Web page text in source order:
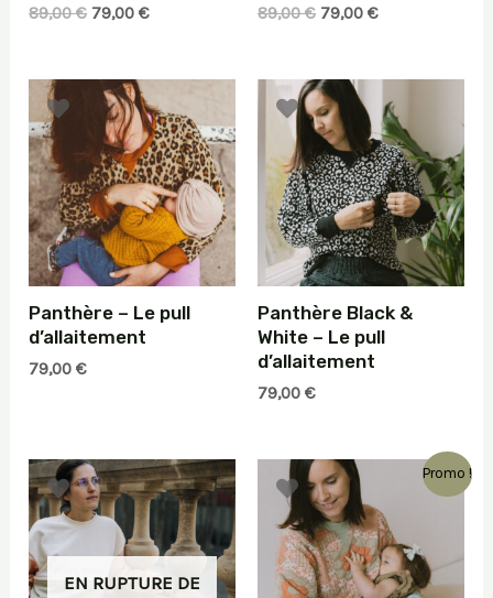
89,00€ Le
était :
89,00 €.
79,00€Le
est :
79,00 €.
89,00€ Le
était :
89,00 €.
79,00 €Le
est :
Panthère – Le pull
d’allaitement
79,00€
Panthère Black &
White – Le pull
d’allaitement
79,00 €
EN RUPTURE DE
Promo !